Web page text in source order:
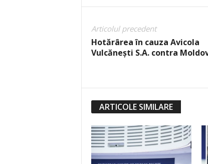
Articolul precedent
Hotărârea în cauza Avicola
Vulcănești S.A. contra
ARTICOLE SIMILARE